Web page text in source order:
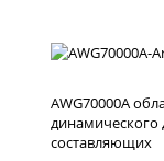
AWG70000A
динамического
составляющих